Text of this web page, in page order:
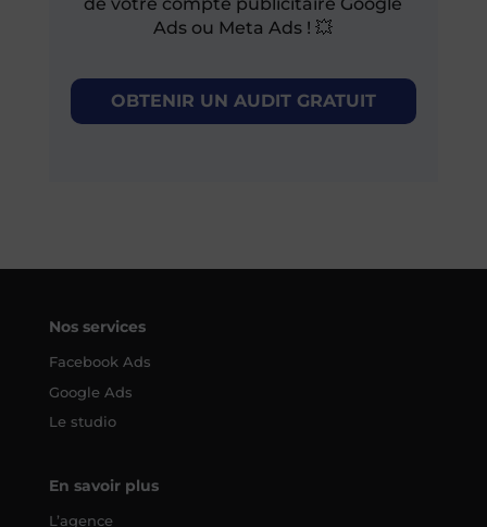
Ads ou Meta Ads ! 💥
OBTENIR UN AUDIT GRATUIT
Nos services
Facebook Ads
Google Ads
Le studio
En savoir plus
L’agence